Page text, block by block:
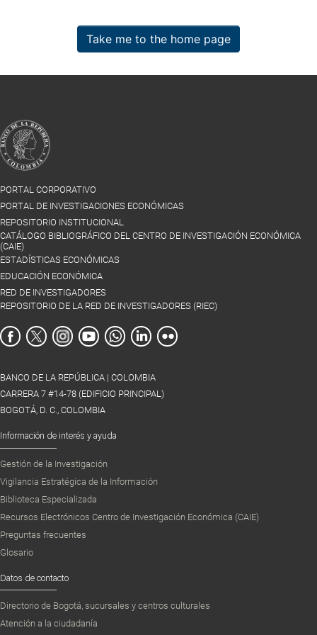
Take me to the home page
PORTAL CORPORATIVO
PORTAL DE INVESTIGACIONES ECONÓMICAS
REPOSITORIO INSTITUCIONAL
CATÁLOGO BIBLIOGRÁFICO DEL CENTRO DE INVESTIGACIÓN ECONÓMICA
(CAIE)
ESTADÍSTICAS ECONÓMICAS
EDUCACIÓN ECONÓMICA
RED DE INVESTIGADORES
REPOSITORIO DE LA RED DE INVESTIGADORES (RIEC)
BANCO DE LA REPÚBLICA | COLOMBIA
CARRERA 7 #14-78 (EDIFICIO PRINCIPAL)
BOGOTÁ, D. C., COLOMBIA
Información de interés y ayuda
Gestión de la Investigación
Vigilancia Estratégica de la Información
Biblioteca Especializada
Recursos Electrónicos Centro de Investigación Económica (CAIE)
Preguntas frecuentes
Glosario
Datos de contacto
Directorio de Bogotá, sucursales y centros culturales
Atención a la ciudadanía